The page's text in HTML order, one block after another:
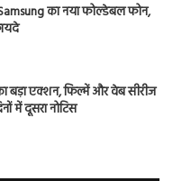
का नया फोल्डेबल फोन,
बड़ा एक्शन, फिल्में और वेब सीरीज
में दूसरा नोटिस